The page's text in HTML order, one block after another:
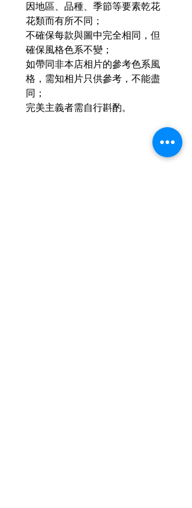
因地區、品種、季節等要素乾花
花類而有所不同；
不確保每款與圖中完全相同，但
確保風格色系不變；
如帶同非本店相片的參考色系風
格，需知相片只供參考，不能盡
同；
完美主義者需自行斟酌。